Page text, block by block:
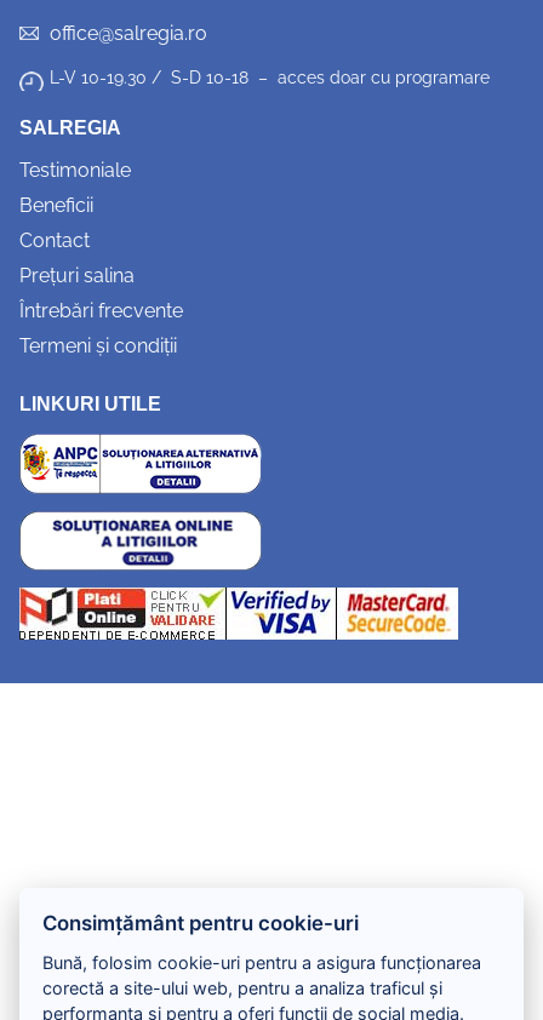
office@salregia.ro
L-V 10-19.30 / S-D 10-18 – acces doar cu programare
SALREGIA
Testimoniale
Beneficii
Contact
Prețuri salina
Întrebări frecvente
Termeni și condiții
LINKURI UTILE
Consimțământ pentru cookie-uri
Bună, folosim cookie-uri pentru a asigura funcționarea
corectă a site-ului web, pentru a analiza traficul și
performanța și pentru a oferi funcții de social media.